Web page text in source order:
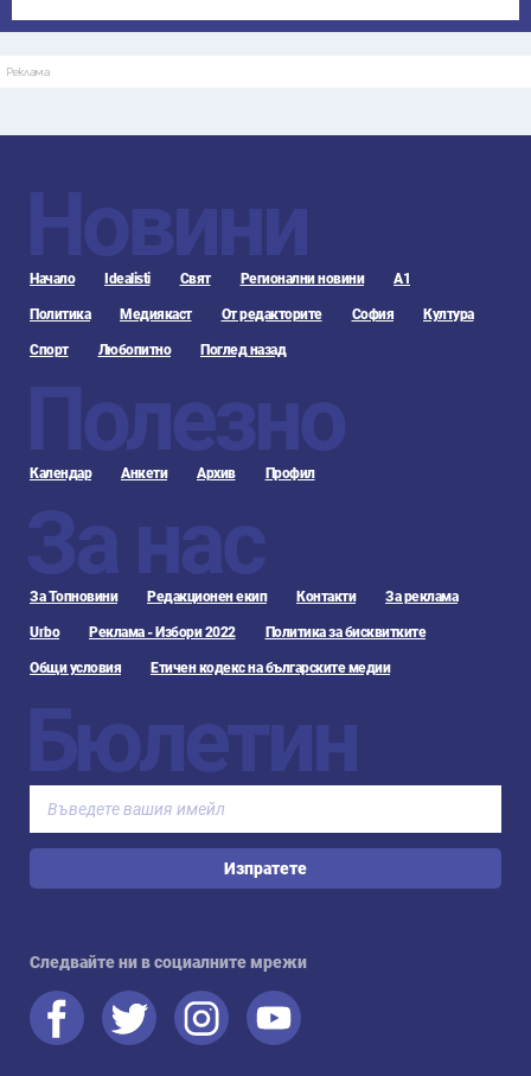
Реклама
Новини
Начало Idealisti Свят Регионални новини А1
Политика Медиякаст От редакторите София Култура
Спорт Любопитно Поглед назад
Полезно
Календар Анкети Архив Профил
За нас
За Топновини Редакционен екип Контакти За реклама
Urbo Реклама - Избори 2022 Политика за бисквитките
Общи условия Етичен кодекс на българските медии
Бюлетин
Изпратете
Следвайте ни в социалните мрежи